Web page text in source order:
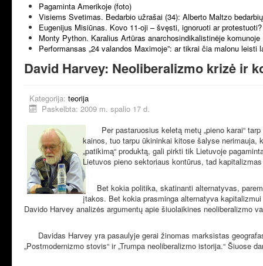
Pagaminta Amerikoje (foto)
Visiems Svetimas. Bedarbio užrašai (34): Alberto Maltzo
Eugenijus Misiūnas. Kovo 11-oji – švęsti, ignoruoti ar protestuoti?
Monty Python. Karalius Artūras anarchosindikalistinėje komunoje
Performansas „24 valandos Maximoje”: ar tikrai čia malonu leisti
David Harvey: Neoliberalizmo krizė ir
Kategorija: teorija
Paskelbta: 2009 m. spalio 17 d.
Per pastaruosius keletą metų „pieno karai“
kainos, tuo tarpu ūkininkai kitose šalyse nerimauja,
„patikimą“ produktą, gali pirkti tik Lietuvoje
Lietuvos pieno sektoriaus kontūrus, tad
Bet kokia politika, skatinanti alternatyvas,
įtakos. Bet kokia prasminga alternatyva
Davido Harvey analizės argumentų apie šiuolaikines
Davidas Harvey yra pasaulyje gerai žinomas marksistas
„Postmodernizmo stovis“ ir „Trumpa neoliberalizmo istorija.“